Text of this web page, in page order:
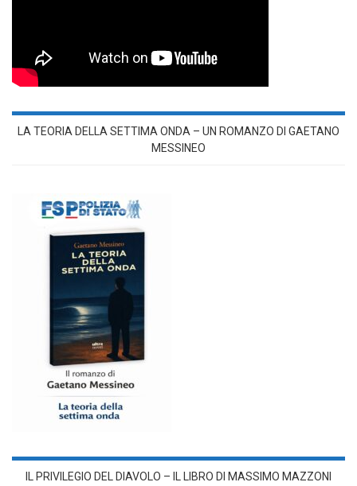
LA TEORIA DELLA SETTIMA ONDA – UN ROMANZO DI GAETANO
MESSINEO
IL PRIVILEGIO DEL DIAVOLO – IL LIBRO DI MASSIMO MAZZONI